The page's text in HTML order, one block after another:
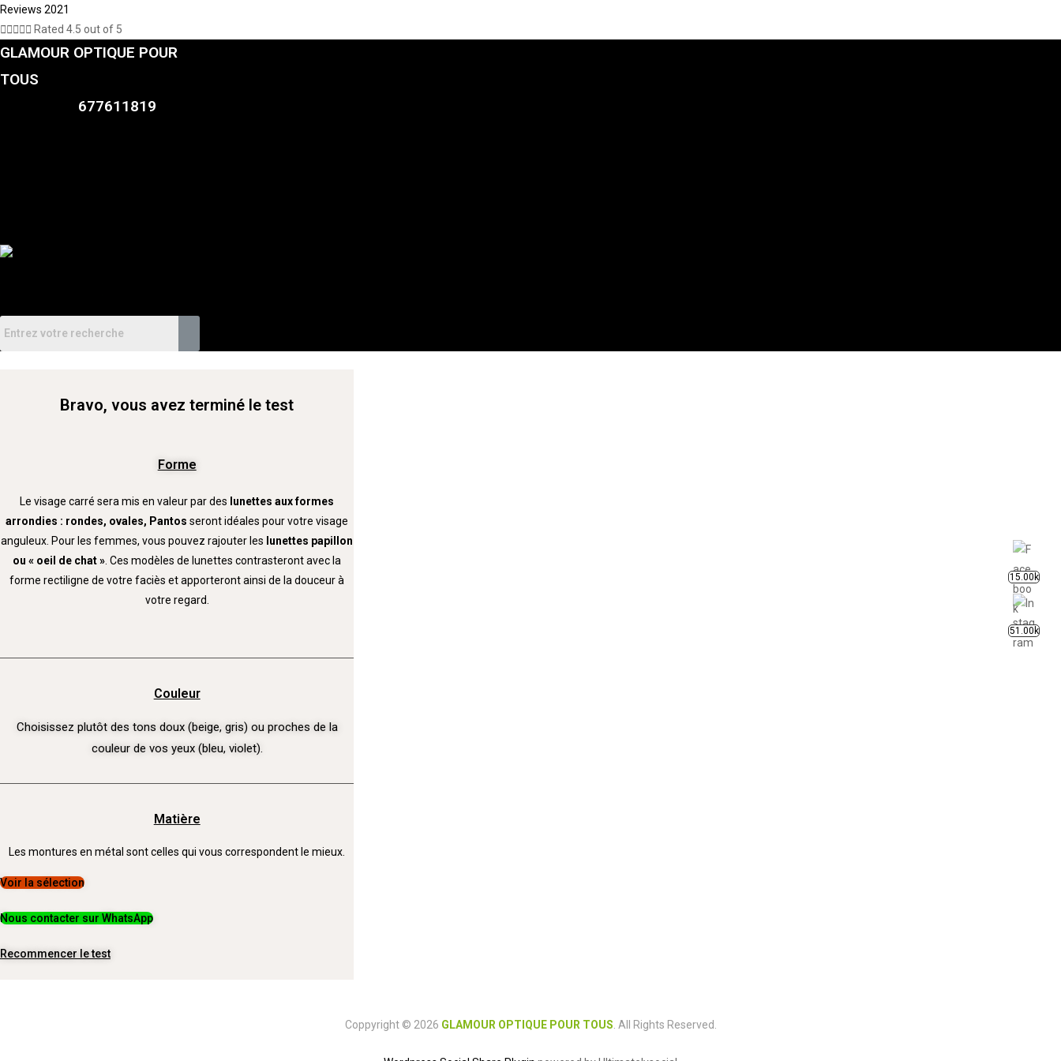
Reviews 2021
 Rated 4.5 out of 5
GLAMOUR OPTIQUE POUR
TOUS
677611819
Bravo, vous avez terminé le test
Forme
Le visage carré sera mis en valeur par des lunettes aux formes
arrondies : rondes, ovales, Pantos seront idéales pour votre visage
anguleux. Pour les femmes, vous pouvez rajouter les lunettes papillon
ou « oeil de chat » . Ces modèles de lunettes contrasteront avec la
forme rectiligne de votre faciès et apporteront ainsi de la douceur à
votre regard.
Couleur
Choisissez plutôt des tons doux (beige, gris) ou proches de la
couleur de vos yeux (bleu, violet).
Matière
Les montures en métal sont celles qui vous correspondent le mieux.
Voir la sélection
Nous contacter sur WhatsApp
Recommencer le test
Coppyright © 2026 GLAMOUR OPTIQUE POUR TOUS . All Rights Reserved.
15.00k
51.00k